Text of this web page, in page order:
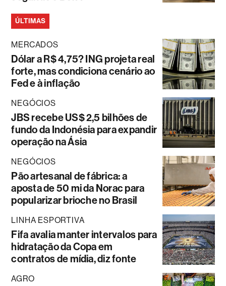
ÚLTIMAS
MERCADOS
Dólar a R$ 4,75? ING projeta real
forte, mas condiciona cenário ao
Fed e à inflação
NEGÓCIOS
JBS recebe US$ 2,5 bilhões de
fundo da Indonésia para expandir
operação na Ásia
NEGÓCIOS
Pão artesanal de fábrica: a
aposta de 50 mi da Norac para
popularizar brioche no Brasil
LINHA ESPORTIVA
Fifa avalia manter intervalos para
hidratação da Copa em
contratos de mídia, diz fonte
AGRO